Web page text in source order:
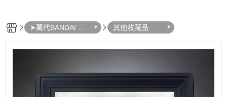
➤萬代BANDAI 收
藏品
其他收藏品